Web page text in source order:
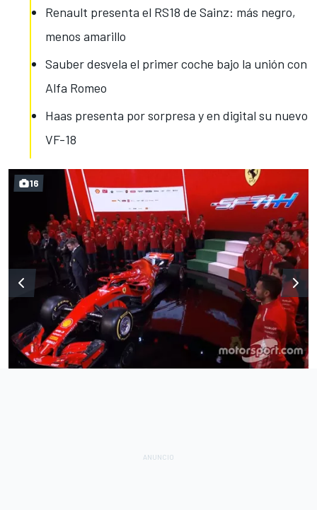
Renault presenta el RS18 de Sainz: más negro,
menos amarillo
Sauber desvela el primer coche bajo la unión con
Alfa Romeo
Haas presenta por sorpresa y en digital su nuevo
VF-18
16